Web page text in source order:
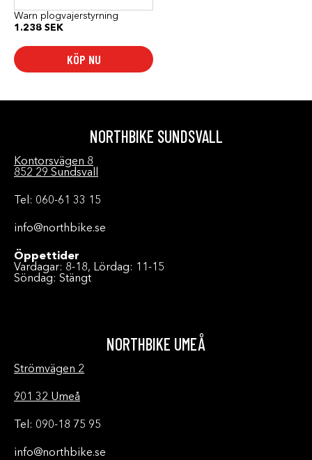
Warn plogvajerstyrning
1.238 SEK
KÖP NU
NORTHBIKE SUNDSVALL
Kontorsvägen 8
852 29 Sundsvall
Tel: 060-61 33 15
info@northbike.se
Öppettider
Vardagar: 8-18, Lördag: 11-15
Söndag: Stängt
NORTHBIKE UMEÅ
Strömvägen 2
901 32 Umeå
Tel: 090-18 75 95
info@northbike.se